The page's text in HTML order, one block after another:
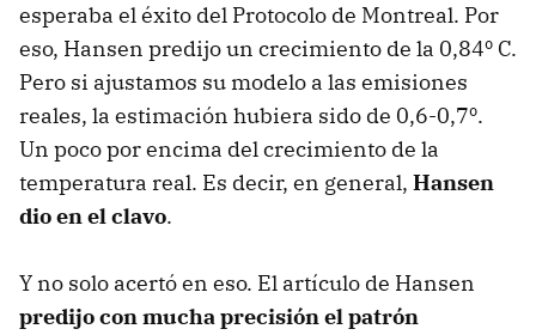
esperaba el éxito del Protocolo de Montreal. Por
eso, Hansen predijo un crecimiento de la 0,84º C.
Pero si ajustamos su modelo a las emisiones
reales, la estimación hubiera sido de 0,6-0,7º.
Un poco por encima del crecimiento de la
temperatura real. Es decir, en general, Hansen
dio en el clavo.
Y no solo acertó en eso. El artículo de Hansen
predijo con mucha precisión el patrón